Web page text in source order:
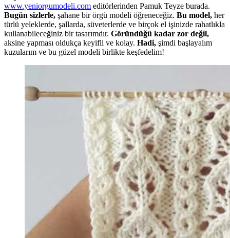
www.yeniorgumodeli.com editörlerinden Pamuk Teyze burada.
Bugün sizlerle, şahane bir örgü modeli öğreneceğiz. Bu model, her
türlü yeleklerde, şallarda, süveterlerde ve birçok el işinizde rahatlıkla
kullanabileceğiniz bir tasarımdır. Göründüğü kadar zor değil,
aksine yapması oldukça keyifli ve kolay. Hadi, şimdi başlayalım
kuzularım ve bu güzel modeli birlikte keşfedelim!